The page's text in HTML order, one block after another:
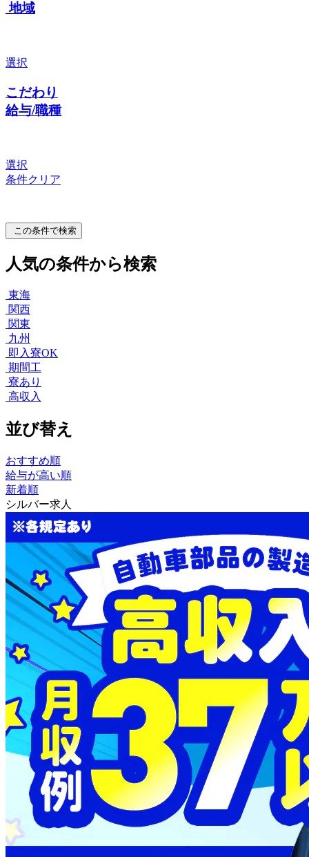
地域
選択
こだわり
給与/職種
選択
条件クリア
この条件で検索
人気の条件から検索
東海
関西
関東
九州
即入寮OK
期間工
寮あり
高収入
並び替え
おすすめ順
給与が高い順
新着順
シルバー求人